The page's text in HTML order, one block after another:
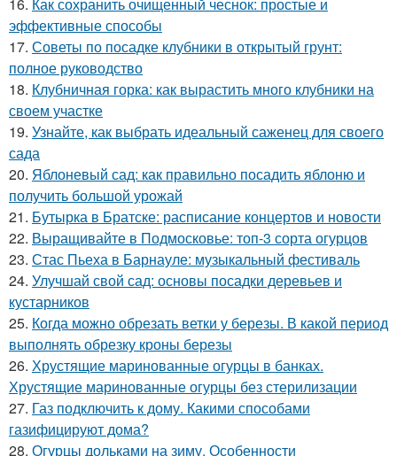
эффективные способы
17. Советы по посадке клубники в открытый грунт:
полное руководство
18. Клубничная горка: как вырастить много клубники на
своем участке
19. Узнайте, как выбрать идеальный саженец для своего
сада
20. Яблоневый сад: как правильно посадить яблоню и
получить большой урожай
21. Бутырка в Братске: расписание концертов и новости
22. Выращивайте в Подмосковье: топ-3 сорта огурцов
23. Стас Пьеха в Барнауле: музыкальный фестиваль
24. Улучшай свой сад: основы посадки деревьев и
кустарников
25. Когда можно обрезать ветки у березы. В какой период
выполнять обрезку кроны березы
26. Хрустящие маринованные огурцы в банках.
Хрустящие маринованные огурцы без стерилизации
27. Газ подключить к дому. Какими способами
газифицируют дома?
28. Огурцы дольками на зиму. Особенности